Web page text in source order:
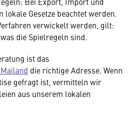
Gesetze beachtet werden.
verwickelt werden, gilt:
die Spielregeln sind.
ist das
die richtige Adresse. Wenn
gefragt ist, vermitteln wir
aus unserem lokalen